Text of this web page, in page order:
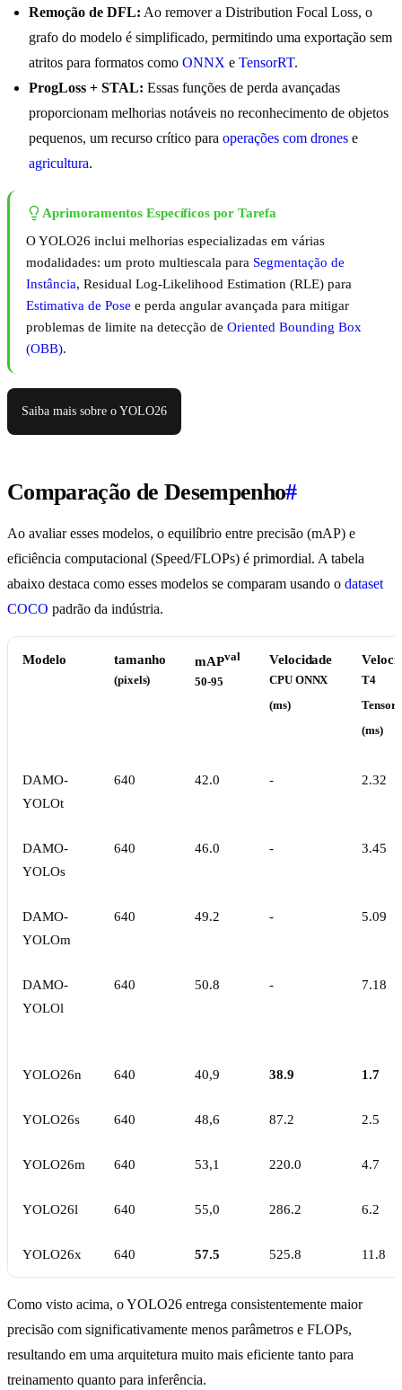
Remoção de DFL: Ao remover a Distribution Focal Loss, o
grafo do modelo é simplificado, permitindo uma exportação sem
atritos para formatos como ONNX e TensorRT.
ProgLoss + STAL: Essas funções de perda avançadas
proporcionam melhorias notáveis no reconhecimento de objetos
pequenos, um recurso crítico para operações com drones e
agricultura.
Aprimoramentos Específicos por Tarefa
O YOLO26 inclui melhorias especializadas em várias
modalidades: um proto multiescala para Segmentação de
Instância, Residual Log-Likelihood Estimation (RLE) para
Estimativa de Pose e perda angular avançada para mitigar
problemas de limite na detecção de Oriented Bounding Box
(OBB).
Saiba mais sobre o YOLO26
Comparação de Desempenho#
Ao avaliar esses modelos, o equilíbrio entre precisão (mAP) e
eficiência computacional (Speed/FLOPs) é primordial. A tabela
abaixo destaca como esses modelos se comparam usando o dataset
COCO padrão da indústria.
Modelo tamanho
(pixels)
mAPval
50-95
Velocidade
CPU ONNX
(ms)
T4
(ms)
DAMO-
YOLOt
640 42.0 - 2.32
DAMO-
YOLOs
640 46.0 - 3.45
DAMO-
YOLOm
640 49.2 - 5.09
DAMO-
YOLOl
640 50.8 - 7.18
YOLO26n 640 40,9 38.9 1.7
YOLO26s 640 48,6 87.2 2.5
YOLO26m 640 53,1 220.0 4.7
YOLO26l 640 55,0 286.2 6.2
YOLO26x 640 57.5 525.8 11.8
Como visto acima, o YOLO26 entrega consistentemente maior
precisão com significativamente menos parâmetros e FLOPs,
resultando em uma arquitetura muito mais eficiente tanto para
treinamento quanto para inferência.